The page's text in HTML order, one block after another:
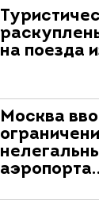
на поезда
Москва